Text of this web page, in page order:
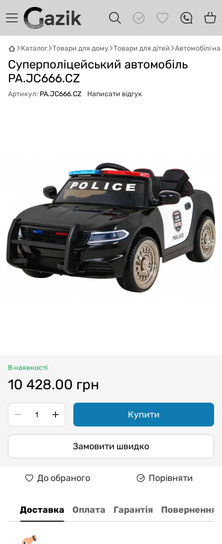
Каталог Товари для дому Товари для дітей Автомобілі
Суперполіцейський автомобіль
PA.JC666.CZ
Артикул: PA.JC666.CZ Написати відгук
В наявності
10 428.00 грн
Купити
Замовити швидко
До обраного Порівняти
Доставка Оплата Гарантія Повернення
GAZIKAI
Онлайн · пошук техніки
Привіт! 👋 Я Gazik AI — допоможу